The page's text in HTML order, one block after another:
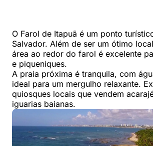
O Farol de Itapuã é um ponto
Salvador. Além de ser um ótimo
área ao redor do farol é excelente
e piqueniques.
A praia próxima é tranquila, com
ideal para um mergulho relaxante.
quiosques locais que vendem
iguarias baianas.